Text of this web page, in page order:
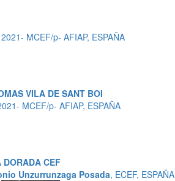
MCEF/p- AFIAP, ESPAÑA
VILA DE SANT BOI
MCEF/p- AFIAP, ESPAÑA
DORADA CEF
Unzurrunzaga Posada, ECEF, ESPAÑA